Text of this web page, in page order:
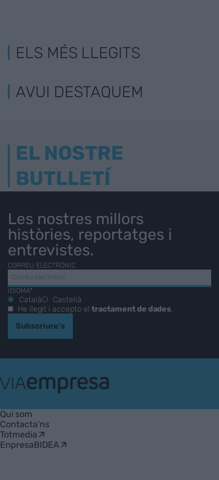
ELS MÉS LLEGITS
AVUI DESTAQUEM
EL NOSTRE
BUTLLETÍ
Les nostres millors
històries, reportatges i
entrevistes.
CORREU ELECTRÒNIC
IDIOMA*
Català
Castellà
He llegit i accepto eltractament de dades
Subscriure's
Empresa
Qui som
Contacta'ns
Totmedia
EnpresaBIDEA